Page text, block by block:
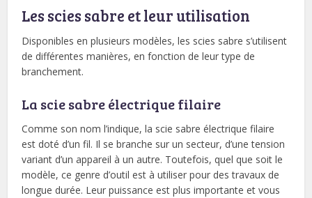
Les scies sabre et leur utilisation
Disponibles en plusieurs modèles, les scies sabre s’utilisent
de différentes manières, en fonction de leur type de
branchement.
La scie sabre électrique filaire
Comme son nom l’indique, la scie sabre électrique filaire
est doté d’un fil. Il se branche sur un secteur, d’une tension
variant d’un appareil à un autre. Toutefois, quel que soit le
modèle, ce genre d’outil est à utiliser pour des travaux de
longue durée. Leur puissance est plus importante et vous